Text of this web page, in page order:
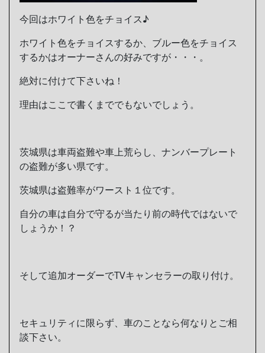
今回はホワイト色をチョイス♪
ホワイト色をチョイスするか、ブルー色をチョイス
するかはオーナーさんの好みですが・・・。
絶対に付けて下さいね！
理由はここで書くまででもないでしょう。
茨城県は車両盗難や車上荒らし、ナンバープレート
の盗難が多い県です。
茨城県は盗難率がワースト１位です。
自分の車は自分で守るが当たり前の時代ではないで
しょうか！？
そして追加オーダーでTVキャンセラーの取り付け。
セキュリティに限らず、車のことなら何なりとご相
談下さい。